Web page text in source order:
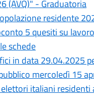
(AVQ)" - Graduatoria
residente
5 quesiti su
schede
in data 29.04.2025
mercoledì 15
italiani